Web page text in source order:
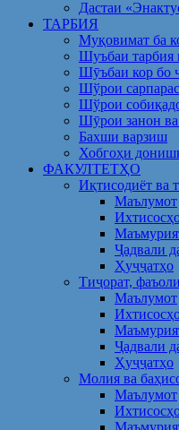
Дастаи
ТАРБИЯ
Муқовимат ба
Шуъбаи тарбия
Шӯъбаи кор бо
Шўрои
Шўрои
Шӯрои занон ва
Бахши варзиш
Хобгоҳи
ФАКУЛТЕТҲО
Иқтисодиёт ва
Маълумот
Ҷадвали
Ҳуҷҷатҳо
Тиҷорат,
Маълумот
Ҷадвали
Ҳуҷҷатҳо
Молия ва
Маълумот